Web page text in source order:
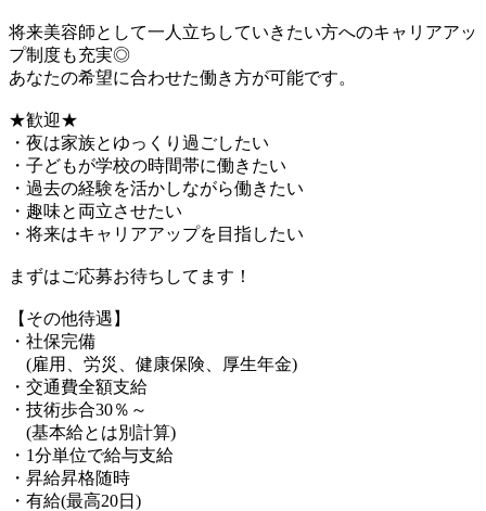
将来美容師として一人立ちしていきたい方へのキャリアアッ
プ制度も充実◎
あなたの希望に合わせた働き方が可能です。
★歓迎★
・夜は家族とゆっくり過ごしたい
・子どもが学校の時間帯に働きたい
・過去の経験を活かしながら働きたい
・趣味と両立させたい
・将来はキャリアアップを目指したい
まずはご応募お待ちしてます！
【その他待遇】
・社保完備
(雇用、労災、健康保険、厚生年金)
・交通費全額支給
・技術歩合30％～
(基本給とは別計算)
・1分単位で給与支給
・昇給昇格随時
・有給(最高20日)